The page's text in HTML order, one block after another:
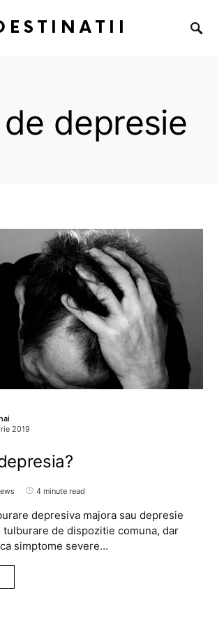
depresie
2019
4 minute read
depresiva majora sau depresie
tulburare de dispozitie comuna, dar
simptome severe…